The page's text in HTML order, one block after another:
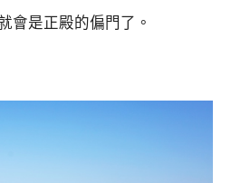
會是正殿的偏門了。